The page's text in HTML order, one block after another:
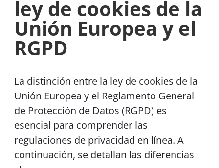
ley de cookies de la
Unión Europea y el
RGPD
La distinción entre la ley de cookies de la
Unión Europea y el Reglamento General
de Protección de Datos (RGPD) es
esencial para comprender las
regulaciones de privacidad en línea. A
continuación, se detallan las diferencias